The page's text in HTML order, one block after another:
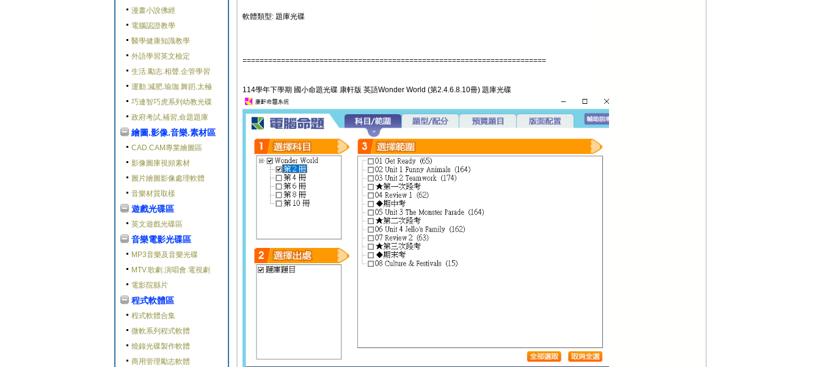
漫畫小說佛經
電腦認證教學
醫學健康知識教學
外語學習英文檢定
生活.勵志.相聲.企管學習
運動.減肥.瑜珈.舞蹈.太極
巧連智巧虎系列幼教光碟
政府考試,補習,命題題庫
繪圖.影像.音樂.素材區
CAD.CAM專業繪圖區
影像圖庫視頻素材
圖片繪圖影像處理軟體
音樂材質取樣
遊戲光碟區
英文遊戲光碟區
音樂電影光碟區
MP3音樂及音樂光碟
MTV.歌劇.演唱會.電視劇
電影院縣片
程式軟體區
程式軟體合集
微軟系列程式軟體
燒錄光碟製作軟體
商用管理勵志軟體
軟體類型: 題庫光碟
=======================================================================
114學年下學期 國小命題光碟 康軒版 英語Wonder World (第2.4.6.8.10冊) 題庫光碟